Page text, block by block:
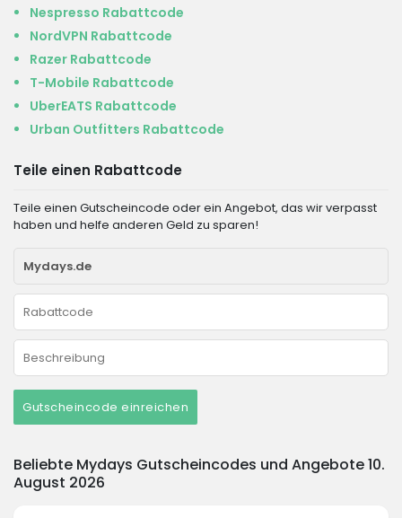
Nespresso Rabattcode
NordVPN Rabattcode
Razer Rabattcode
T-Mobile Rabattcode
UberEATS Rabattcode
Urban Outfitters Rabattcode
Teile einen Rabattcode
Teile einen Gutscheincode oder ein Angebot, das wir verpasst
haben und helfe anderen Geld zu sparen!
Gutscheincode einreichen
Beliebte Mydays Gutscheincodes und Angebote 10.
August 2026